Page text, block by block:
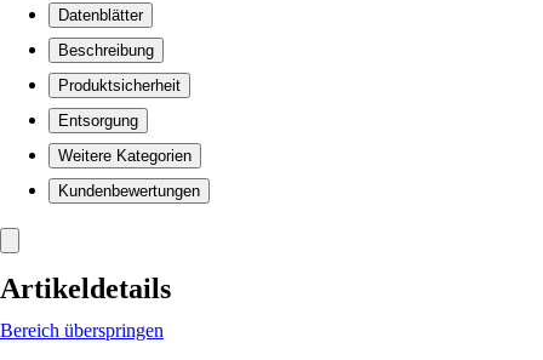
Datenblätter
Beschreibung
Produktsicherheit
Entsorgung
Weitere Kategorien
Kundenbewertungen
Artikeldetails
Bereich überspringen